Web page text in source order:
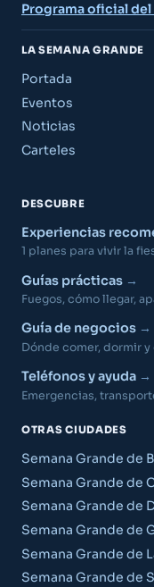
Programa oficial
LA SEMANA GRANDE
Portada
Eventos
Noticias
Carteles
DESCUBRE
Experiencias
1 planes para vivir la
Guías prácticas
Fuegos, cómo llegar,
Guía de negocios
Dónde comer, dormir
Teléfonos y ayuda
Emergencias,
OTRAS CIUDADES
Semana Grande de
Semana Grande de
Semana Grande de
Semana Grande de
Semana Grande de
Semana Grande de